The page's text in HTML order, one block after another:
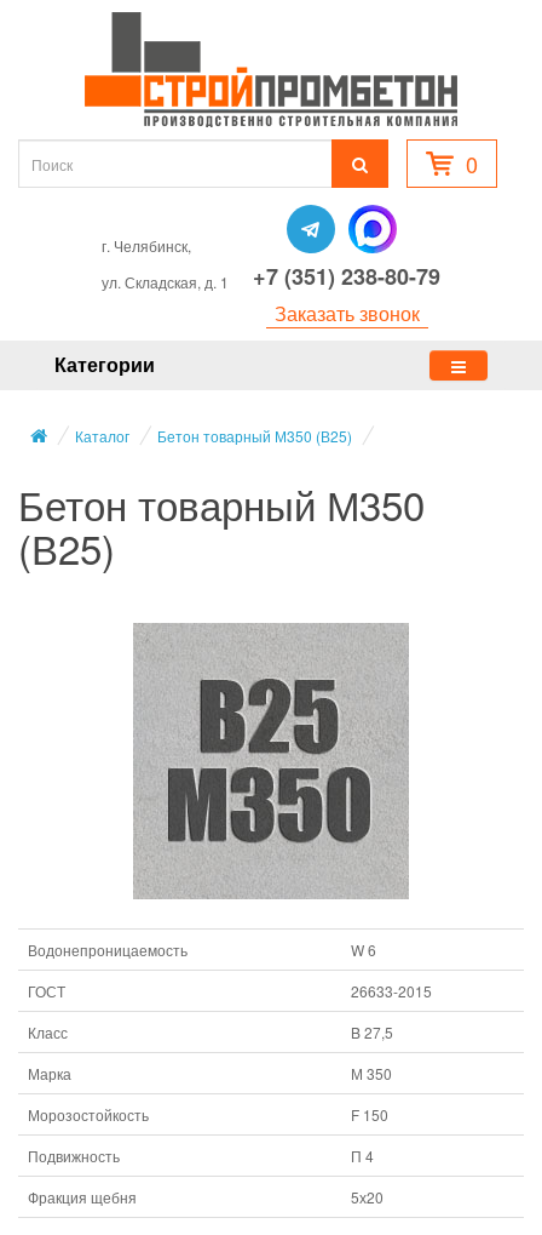
0
г. Челябинск,
ул. Складская, д. 1
+7 (351) 238-80-79
Заказать звонок
Категории
Каталог Бетон товарный М350 (В25)
Бетон товарный М350
(В25)
Водонепроницаемость
W 6
ГОСТ
26633-2015
Класс
B 27,5
Марка
М 350
Морозостойкость
F 150
Подвижность
П 4
Фракция щебня
5х20